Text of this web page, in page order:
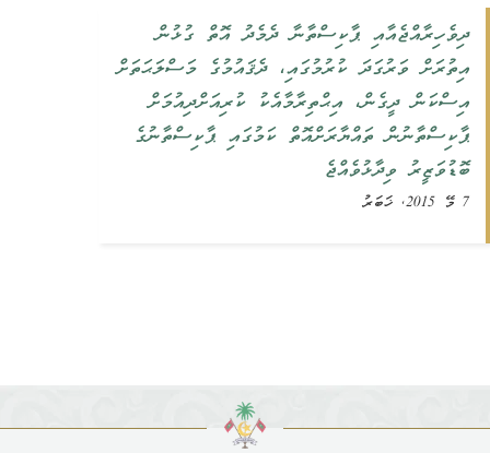
ދިވެހިރާއްޖެއާއި ޕާކިސްތާނާ ދެމެދު އޮތް ގުޅުން
އިތުރަށް ވަރުގަދަ ކުރުމުގައި، ދެޤައުމުގެ މަސްލަޙަތަށް
އިސްކަން ދީގެން، އިޙްތިރާމާއެކު ކުރިއަށްދިއުމަށް
ޕާކިސްތާނުން ތައްޔާރަށްއޮތް ކަމުގައި ޕާކިސްތާނުގެ
ބޮޑުވަޒީރު ވިދާޅުވެއްޖެ